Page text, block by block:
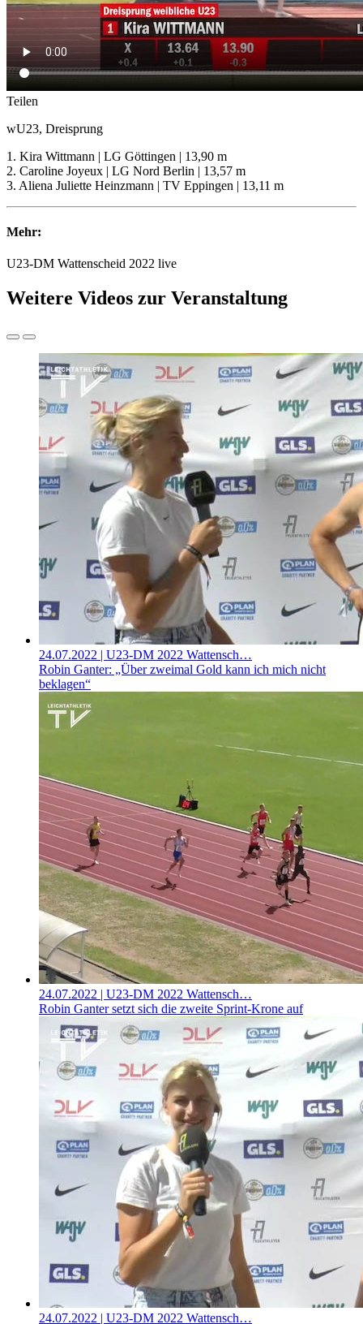
Teilen
wU23, Dreisprung
1. Kira Wittmann | LG Göttingen | 13,90 m
2. Caroline Joyeux | LG Nord Berlin | 13,57 m
3. Aliena Juliette Heinzmann | TV Eppingen | 13,11 m
Mehr:
U23-DM Wattenscheid 2022 live
Weitere Videos zur Veranstaltung
24.07.2022 | U23-DM 2022 Wattensch…
Robin Ganter: „Über zweimal Gold kann ich mich nicht
beklagen“
24.07.2022 | U23-DM 2022 Wattensch…
Robin Ganter setzt sich die zweite Sprint-Krone auf
24.07.2022 | U23-DM 2022 Wattensch…